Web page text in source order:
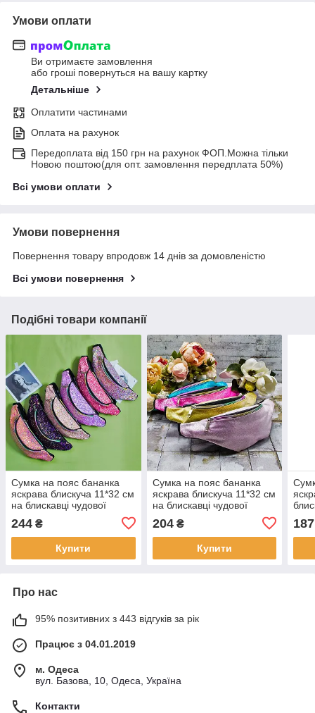
Умови оплати
Ви отримаєте замовлення
або гроші повернуться на вашу картку
Детальніше
Оплатити частинами
Оплата на рахунок
Передоплата від 150 грн на рахунок ФОП.Можна тільки
Новою поштою(для опт. замовлення передплата 50%)
Всі умови оплати
Умови повернення
Повернення товару впродовж 14 днів за домовленістю
Всі умови повернення
Подібні товари компанії
Сумка на пояс бананка
яскрава блискуча 11*32 см
на блискавці чудової
244 ₴
Купити
Сумка на пояс бананка
яскрава блискуча 11*32 см
на блискавці чудової
204₴
Купити
187
Про нас
95% позитивних з 443 відгуків за рік
Працює з 04.01.2019
м. Одеса
вул. Базова, 10, Одеса, Україна
Контакти